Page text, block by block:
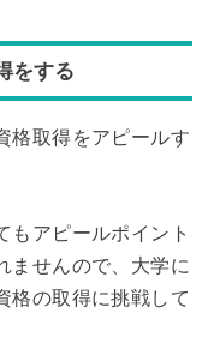
をする
格取得をアピールす
もアピールポイント
ませんので、大学に
格の取得に挑戦して